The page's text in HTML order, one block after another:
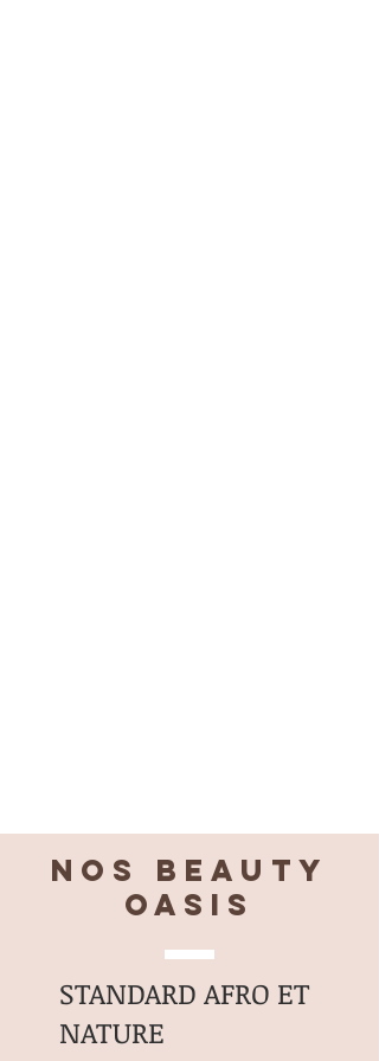
Nos BEAUTY
OASIS
STANDARD AFRO ET
NATURE